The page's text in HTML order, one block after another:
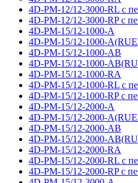
4D-PM-12/12-3000-RL с
4D-PM-12/12-3000-RP с
4D-PM-15/12-1000-A
4D-PM-15/12-1000-
4D-PM-15/12-1000-AB
4D-PM-15/12-1000-
4D-PM-15/12-1000-RA
4D-PM-15/12-1000-RL с
4D-PM-15/12-1000-RP с
4D-PM-15/12-2000-A
4D-PM-15/12-2000-
4D-PM-15/12-2000-AB
4D-PM-15/12-2000-
4D-PM-15/12-2000-RA
4D-PM-15/12-2000-RL с
4D-PM-15/12-2000-RP с